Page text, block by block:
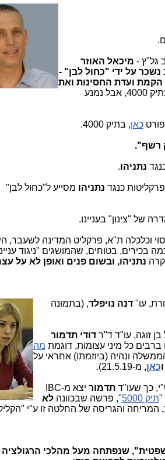
גל"ץ - מיכאל האוזר
נשכר על ידי "כחול לבן" -
הקמת ועדת החסינות ואת
נתן עדות בתיק 4000, אבל נמנע
כאן, בתיק 4000.
רשף".
נתניהו.
כנגד נתניהו מסייע ל"כחול לבן"
של "צינון" בעניינו.
וכלכלה ת"א, פרקליט המדינה לשעבר,
בטוחים, שהמושגים "ניגוד
נתניהו, ובשום פנים ואופן לא על
עו"דנה נויפלד, (בתמונה
זוגה, עו"ד ד"רדודי תדמור
כל מיני עצומות, דוגמת מה
ונהיה (ביוזמתו) אחראי על
וכאן, מ-21.5.19).
תדמור
יצא מ-IBC
"תיק 5000 ", פרשה שבכוונהלא
. המריחה והגריסה של החלטה זו ע"י
שנפתחה מעל מהלכי